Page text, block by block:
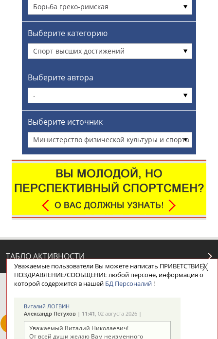
Борьба греко-римская
Выберите категорию
Спорт высших достижений
Выберите автора
-
Выберите источник
Министерство физической культуры и спорта
Московской области
ТАБЛО АКТИВНОСТИ
ЦЕЛИ ПРОЕКТА НАШИ КНОПКИ
Уважаемые пользователи Вы можете написать ПРИВЕТСТВИЕ/
ПОЗДРАВЛЕНИЕ/СООБЩЕНИЕ любой персоне, информация о
которой содержится в нашей БД Персоналий!
Виталий ЛОГВИН
Александр Петухов| 11:41, 02 августа 2026 |
Уважаемый Виталий Николаевич!
От всей души желаю Вам неизменного